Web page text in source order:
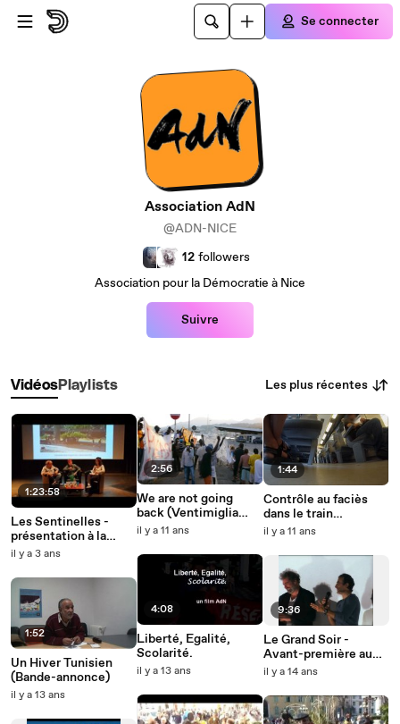
Passer au contenu principal
Se connecter
Association AdN
@ADN-NICE
12 followers
Association pour la Démocratie à Nice
Suivre
VidéosPlaylists Les plus récentes
1:23:58
Les Sentinelles -
présentation à la
BMVR Louis Nucéra
il y a 3 ans
1:52
Un Hiver Tunisien
(Bande-annonce)
il y a 13 ans
2:56
We are not going
back (Ventimiglia
sound system)
il y a 11 ans
4:08
Liberté, Egalité,
Scolarité.
il y a 13 ans
1:44
Contrôle au faciès
dans le train
Vintimille-Nice
il y a 11 ans
9:36
Le Grand Soir -
Avant-première au
Rialto de Nice
il y a 14 ans